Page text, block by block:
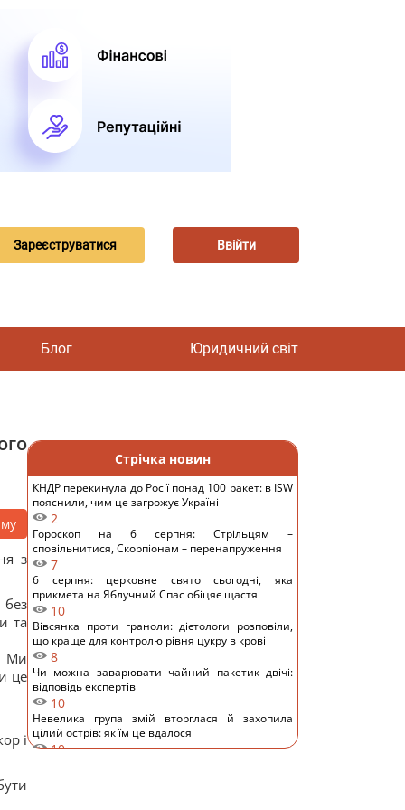
Зареєструватися Ввійти
Блог Юридичний світ
з
та
Ми
це
і
Стрічка новин
КНДР перекинула до Росії понад 100 ракет: в ISW
пояснили, чим це загрожує Україні
2
Гороскоп на 6 серпня: Стрільцям –
сповільнитися, Скорпіонам – перенапруження
7
6 серпня: церковне свято сьогодні, яка
прикмета на Яблучний Спас обіцяє щастя
10
Вівсянка проти граноли: дієтологи розповіли,
що краще для контролю рівня цукру в крові
8
Чи можна заварювати чайний пакетик двічі:
відповідь експертів
10
Невелика група змій вторглася й захопила
цілий острів: як їм це вдалося
10